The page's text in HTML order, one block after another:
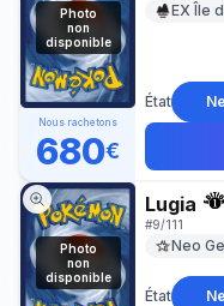
Photo
non
disponible
Nous rachetons
680€
EX Île
État
Photo
non
disponible
Lugia
#9/111
Neo
État